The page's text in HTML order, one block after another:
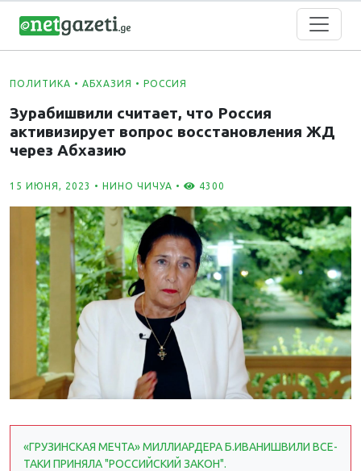
ПОЛИТИКА • АБХАЗИЯ • РОССИЯ
Зурабишвили считает, что Россия
активизирует вопрос восстановления ЖД
через Абхазию
15 ИЮНЯ, 2023 • НИНО ЧИЧУА • 4300
«ГРУЗИНСКАЯ МЕЧТА» МИЛЛИАРДЕРА Б.ИВАНИШВИЛИ ВСЕ-
ТАКИ ПРИНЯЛА "РОССИЙСКИЙ ЗАКОН".